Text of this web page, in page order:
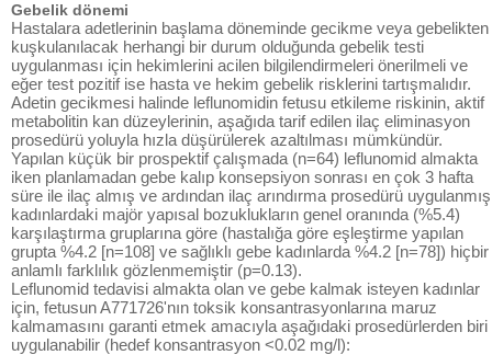
Gebelik dönemi
Hastalara adetlerinin başlama döneminde gecikme veya gebelikten
kuşkulanılacak herhangi bir durum olduğunda gebelik testi
uygulanması için hekimlerini acilen bilgilendirmeleri önerilmeli ve
eğer test pozitif ise hasta ve hekim gebelik risklerini tartışmalıdır.
Adetin gecikmesi halinde leflunomidin fetusu etkileme riskinin, aktif
metabolitin kan düzeylerinin, aşağıda tarif edilen ilaç eliminasyon
prosedürü yoluyla hızla düşürülerek azaltılması mümkündür.
Yapılan küçük bir prospektif çalışmada (n=64) leflunomid almakta
iken planlamadan gebe kalıp konsepsiyon sonrası en çok 3 hafta
süre ile ilaç almış ve ardından ilaç arındırma prosedürü uygulanmış
kadınlardaki majör yapısal bozuklukların genel oranında (%5.4)
karşılaştırma gruplarına göre (hastalığa göre eşleştirme yapılan
grupta %4.2 [n=108] ve sağlıklı gebe kadınlarda %4.2 [n=78]) hiçbir
anlamlı farklılık gözlenmemiştir (p=0.13).
Leflunomid tedavisi almakta olan ve gebe kalmak isteyen kadınlar
için, fetusun A771726'nın toksik konsantrasyonlarına maruz
kalmamasını garanti etmek amacıyla aşağıdaki prosedürlerden biri
uygulanabilir (hedef konsantrasyon <0.02 mg/l):